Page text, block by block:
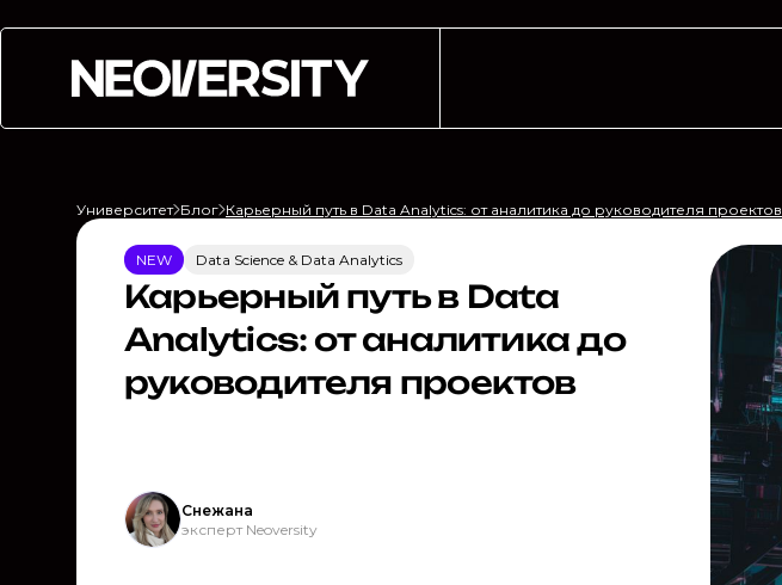
Университет Блог Карьерный путь в Data Analytics: от аналитика до руководителя проектов
NEW Data Science & Data Analytics
Карьерный путь в Data
Analytics: от аналитика до
руководителя проектов
Снежана
эксперт Neoversity